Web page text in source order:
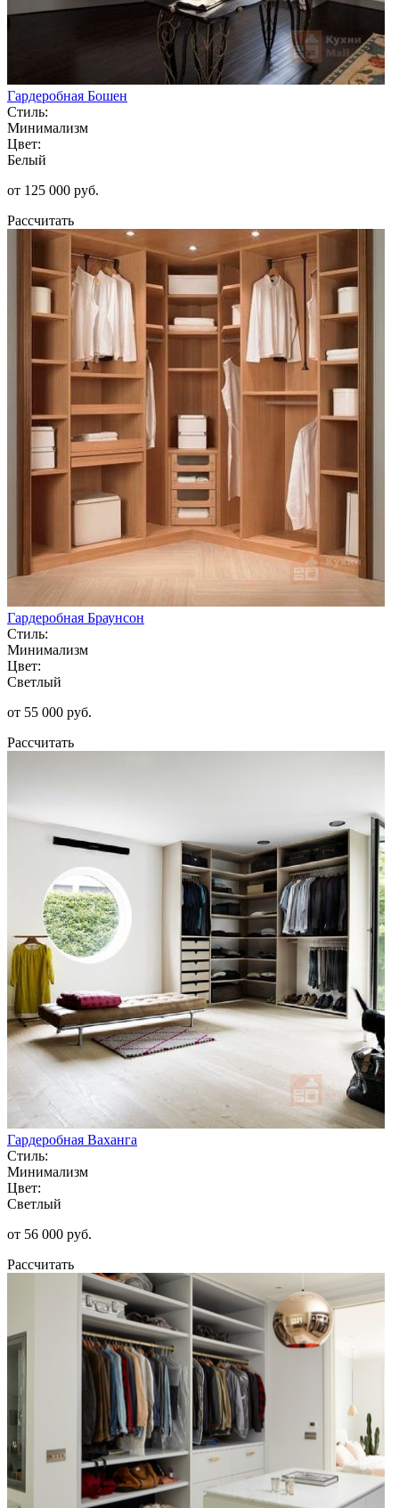
Гардеробная Бошен
Стиль:
Минимализм
Цвет:
Белый
от 125 000 руб.
Рассчитать
Гардеробная Браунсон
Стиль:
Минимализм
Цвет:
Светлый
от 55 000 руб.
Рассчитать
Гардеробная Ваханга
Стиль:
Минимализм
Цвет:
Светлый
от 56 000 руб.
Рассчитать